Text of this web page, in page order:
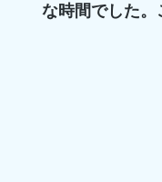
な時間でした。